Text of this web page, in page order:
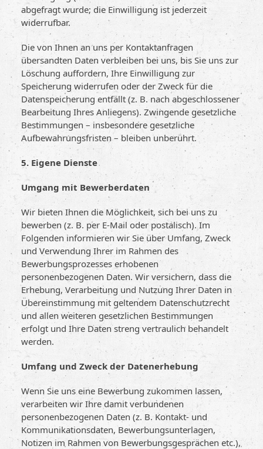
abgefragt wurde; die Einwilligung ist jederzeit
widerrufbar.
Die von Ihnen an uns per Kontaktanfragen
übersandten Daten verbleiben bei uns, bis Sie uns zur
Löschung auffordern, Ihre Einwilligung zur
Speicherung widerrufen oder der Zweck für die
Datenspeicherung entfällt (z. B. nach abgeschlossener
Bearbeitung Ihres Anliegens). Zwingende gesetzliche
Bestimmungen – insbesondere gesetzliche
Aufbewahrungsfristen – bleiben unberührt.
5. Eigene Dienste
Umgang mit Bewerberdaten
Wir bieten Ihnen die Möglichkeit, sich bei uns zu
bewerben (z. B. per E-Mail oder postalisch). Im
Folgenden informieren wir Sie über Umfang, Zweck
und Verwendung Ihrer im Rahmen des
Bewerbungsprozesses erhobenen
personenbezogenen Daten. Wir versichern, dass die
Erhebung, Verarbeitung und Nutzung Ihrer Daten in
Übereinstimmung mit geltendem Datenschutzrecht
und allen weiteren gesetzlichen Bestimmungen
erfolgt und Ihre Daten streng vertraulich behandelt
werden.
Umfang und Zweck der Datenerhebung
Wenn Sie uns eine Bewerbung zukommen lassen,
verarbeiten wir Ihre damit verbundenen
personenbezogenen Daten (z. B. Kontakt- und
Kommunikationsdaten, Bewerbungsunterlagen,
Notizen im Rahmen von Bewerbungsgesprächen etc.),